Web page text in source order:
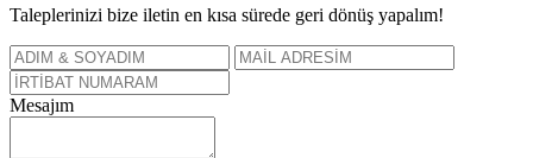
Taleplerinizi bize iletin en kısa sürede geri dönüş yapalım!
Mesajım